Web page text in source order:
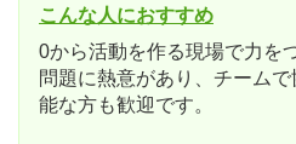
こんな人におすすめ
0から活動を作る現場で力を
問題に熱意があり、チーム
能な方も歓迎です。